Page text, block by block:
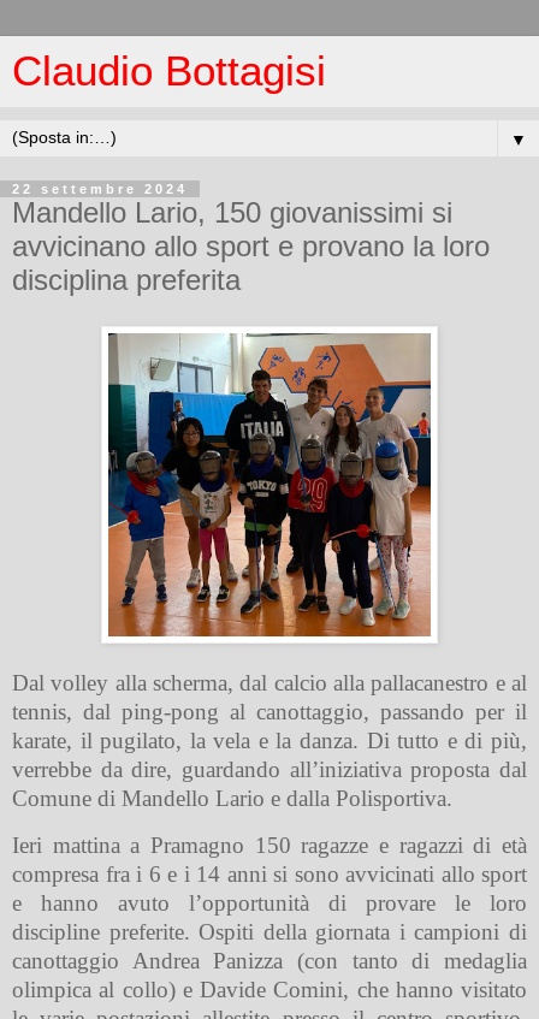
Claudio Bottagisi
▼
22 settembre 2024
Mandello Lario, 150 giovanissimi si
avvicinano allo sport e provano la loro
disciplina preferita
Dal volley alla scherma, dal calcio alla pallacanestro e al
tennis, dal ping-pong al canottaggio, passando per il
karate, il pugilato, la vela e la danza. Di tutto e di più,
verrebbe da dire, guardando all’iniziativa proposta dal
Comune di Mandello Lario e dalla Polisportiva.
Ieri mattina a Pramagno 150 ragazze e ragazzi di età
compresa fra i 6 e i 14 anni si sono avvicinati allo sport
e hanno avuto l’opportunità di provare le loro
discipline preferite. Ospiti della giornata i campioni di
canottaggio Andrea Panizza (con tanto di medaglia
olimpica al collo) e Davide Comini, che hanno visitato